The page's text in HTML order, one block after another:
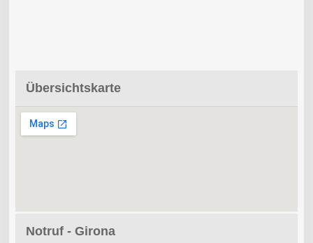
Übersichtskarte
Notruf - Girona